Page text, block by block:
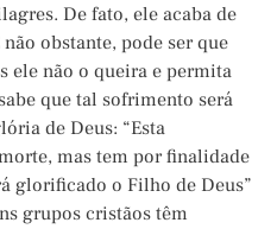
De fato, ele acaba de
obstante, pode ser que
ele não o queira e permita
que tal sofrimento será
de Deus: “Esta
mas tem por finalidade
glorificado o Filho de Deus”
grupos cristãos têm